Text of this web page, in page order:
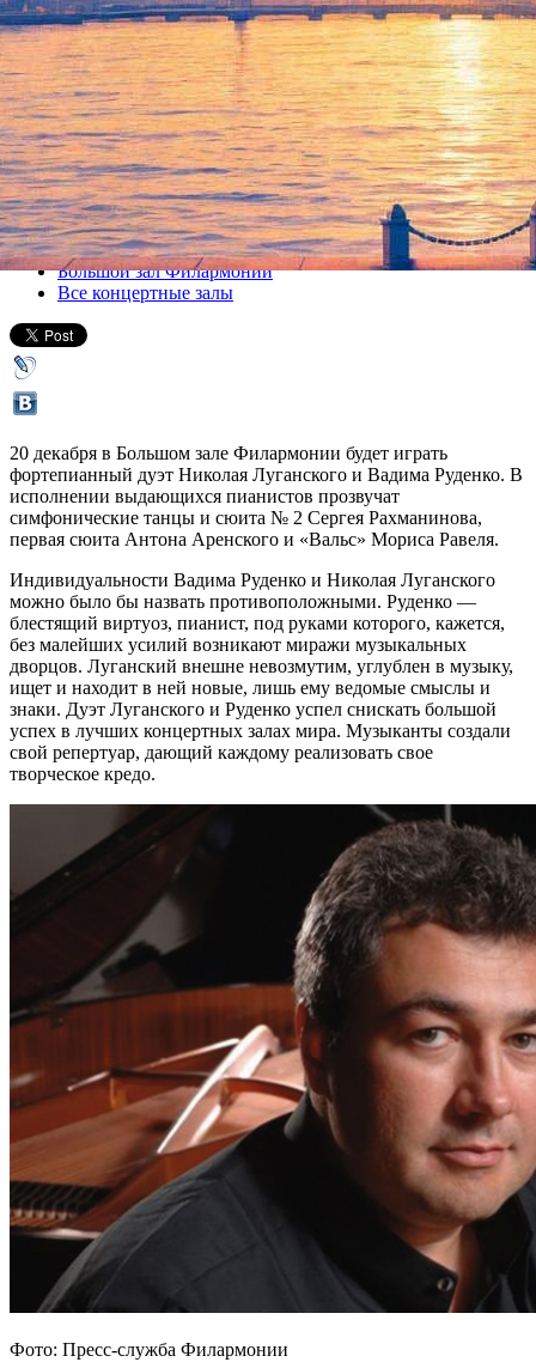
Рахманинов в четыре руки
20 декабря 2013, пятница,20.00
Версия для печати
Все концерты
Большой зал Филармонии
Все концертные залы
20 декабря в Большом зале Филармонии будет играть
фортепианный дуэт Николая Луганского и Вадима Руденко. В
исполнении выдающихся пианистов прозвучат
симфонические танцы и сюита № 2 Сергея Рахманинова,
первая сюита Антона Аренского и «Вальс» Мориса Равеля.
Индивидуальности Вадима Руденко и Николая Луганского
можно было бы назвать противоположными. Руденко —
блестящий виртуоз, пианист, под руками которого, кажется,
без малейших усилий возникают миражи музыкальных
дворцов. Луганский внешне невозмутим, углублен в музыку,
ищет и находит в ней новые, лишь ему ведомые смыслы и
знаки. Дуэт Луганского и Руденко успел снискать большой
успех в лучших концертных залах мира. Музыканты создали
свой репертуар, дающий каждому реализовать свое
творческое кредо.
Фото: Пресс-служба Филармонии